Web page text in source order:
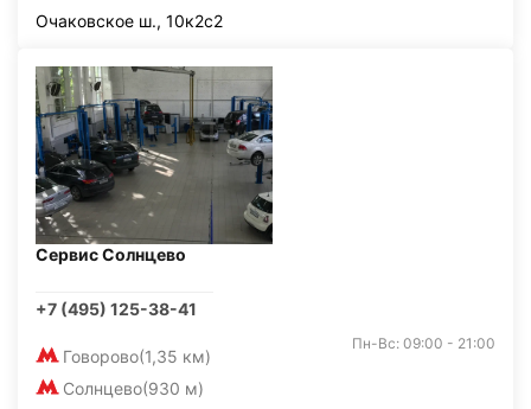
Очаковское ш., 10к2с2
Сервис Солнцево
+7 (495) 125-38-41
Говорово(1,35 км)
Солнцево(930 м)
Пн-Вс: 09:00 - 21:00